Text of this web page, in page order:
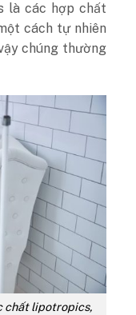
là các hợp chất
cách tự nhiên
chúng thường
chất lipotropics,